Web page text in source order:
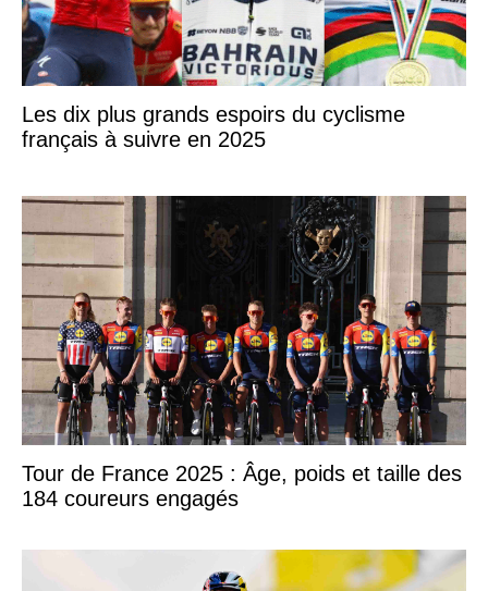
Les dix plus grands espoirs du cyclisme
français à suivre en 2025
Tour de France 2025 : Âge, poids et taille des
184 coureurs engagés